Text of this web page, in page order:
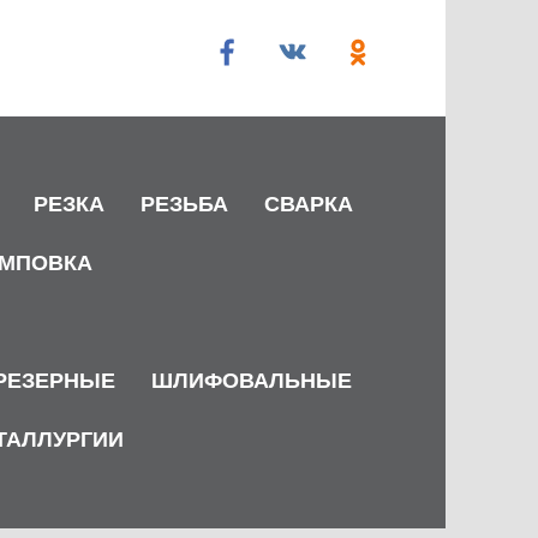
РЕЗКА РЕЗЬБА СВАРКА
ШЛИФОВАЛЬНЫЕ